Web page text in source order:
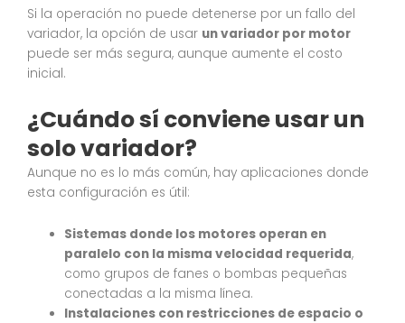
Si la operación no puede detenerse por un fallo del
variador, la opción de usar un variador por motor
puede ser más segura, aunque aumente el costo
inicial.
¿Cuándo sí conviene usar un
solo variador?
Aunque no es lo más común, hay aplicaciones donde
esta configuración es útil:
Sistemas donde los motores operan en
paralelo con la misma velocidad requerida,
como grupos de fanes o bombas pequeñas
conectadas a la misma línea.
Instalaciones con restricciones de espacio o